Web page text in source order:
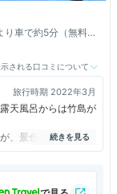
り車で約5分（無料送
される口コミについて
旅行時期 2022年3月
天風呂からは竹島が
、景色は良かったで
は灰皿あってがっか